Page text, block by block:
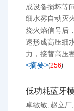
成设备损坏等
细水雾自动灭
烧火焰信号后
速形成高压细
力，接替高压
<摘要>(256)
低功耗蓝牙
卓敏敏, 赵立厂,